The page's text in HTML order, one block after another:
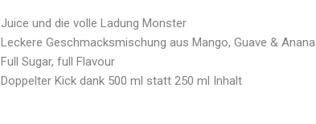
Juice und die volle Ladung Monster
Leckere Geschmacksmischung aus Mango, Guave &
Full Sugar, full Flavour
Doppelter Kick dank 500 ml statt 250 ml Inhalt